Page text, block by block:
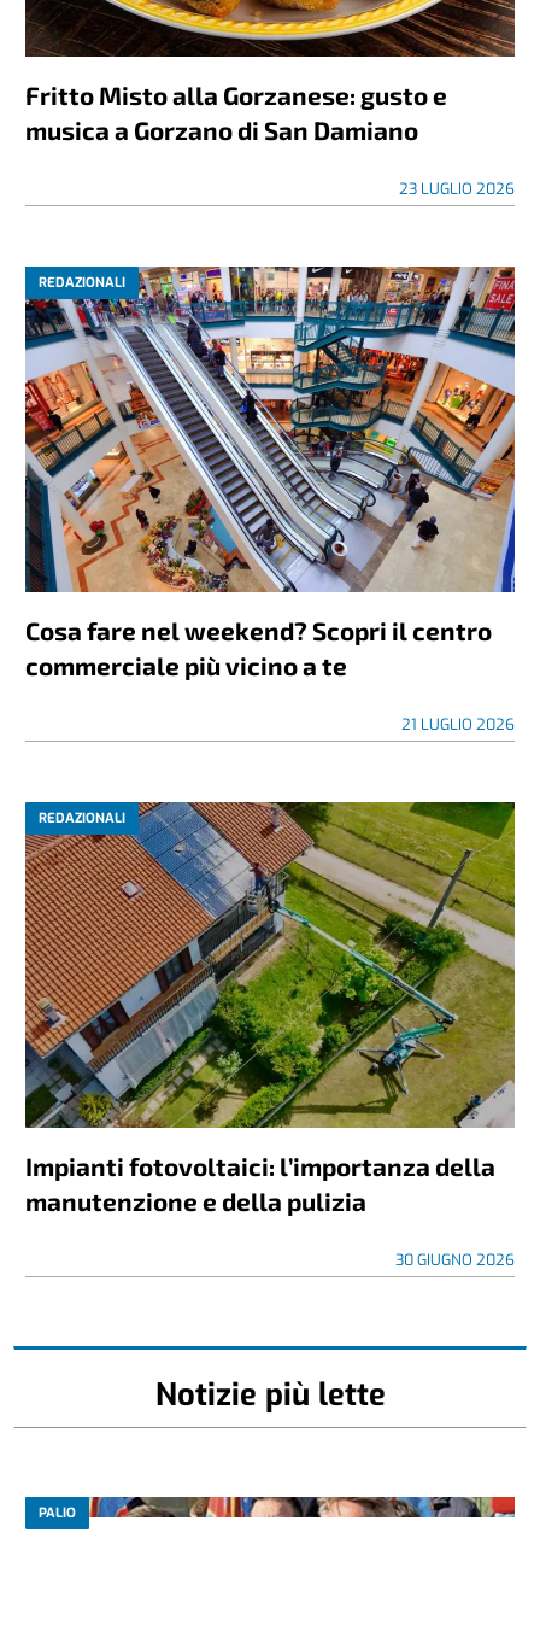
Fritto Misto alla Gorzanese: gusto e
musica a Gorzano di San Damiano
23 LUGLIO 2026
REDAZIONALI
Cosa fare nel weekend? Scopri il centro
commerciale più vicino a te
21 LUGLIO 2026
REDAZIONALI
Impianti fotovoltaici: l’importanza della
manutenzione e della pulizia
30 GIUGNO 2026
Notizie più lette
PALIO